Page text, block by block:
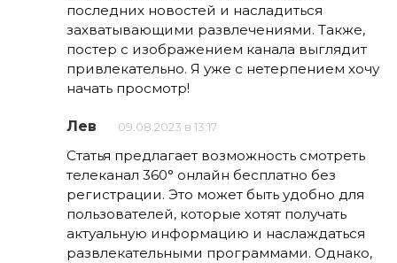
последних новостей и насладиться
захватывающими развлечениями. Также,
постер с изображением канала выглядит
привлекательно. Я уже с нетерпением хочу
начать просмотр!
Лев 09.08.2023 в 13:17
Статья предлагает возможность смотреть
телеканал 360° онлайн бесплатно без
регистрации. Это может быть удобно для
пользователей, которые хотят получать
актуальную информацию и наслаждаться
развлекательными программами. Однако,